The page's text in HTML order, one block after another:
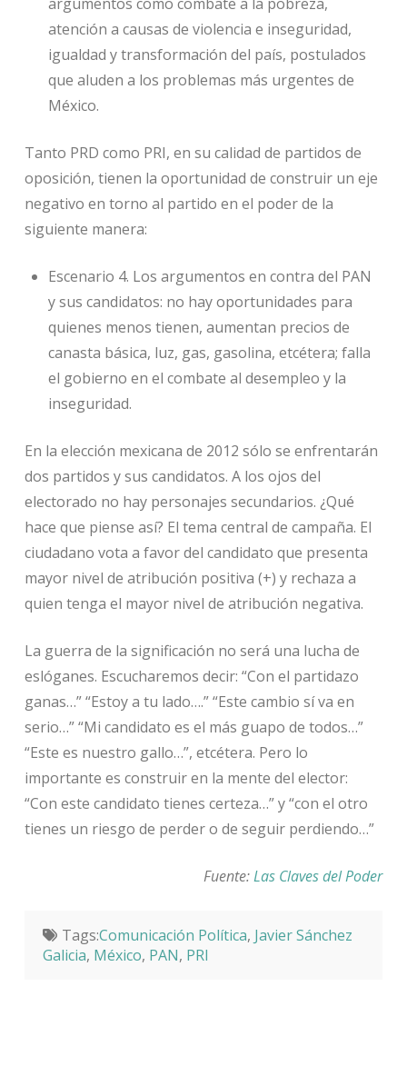
atención a causas de violencia e inseguridad,
igualdad y transformación del país, postulados
que aluden a los problemas más urgentes de
México.
Tanto PRD como PRI, en su calidad de partidos de
oposición, tienen la oportunidad de construir un eje
negativo en torno al partido en el poder de la
siguiente manera:
Escenario 4. Los argumentos en contra del PAN
y sus candidatos: no hay oportunidades para
quienes menos tienen, aumentan precios de
canasta básica, luz, gas, gasolina, etcétera; falla
el gobierno en el combate al desempleo y la
inseguridad.
En la elección mexicana de 2012 sólo se enfrentarán
dos partidos y sus candidatos. A los ojos del
electorado no hay personajes secundarios. ¿Qué
hace que piense así? El tema central de campaña. El
ciudadano vota a favor del candidato que presenta
mayor nivel de atribución positiva (+) y rechaza a
quien tenga el mayor nivel de atribución negativa.
La guerra de la significación no será una lucha de
eslóganes. Escucharemos decir: “Con el partidazo
ganas…” “Estoy a tu lado….” “Este cambio sí va en
serio…” “Mi candidato es el más guapo de todos…”
“Este es nuestro gallo…”, etcétera. Pero lo
importante es construir en la mente del elector:
“Con este candidato tienes certeza…” y “con el otro
tienes un riesgo de perder o de seguir perdiendo…”
Fuente:Las Claves del Poder
Tags:Comunicación Política, Javier Sánchez
Galicia, México, PAN, PRI